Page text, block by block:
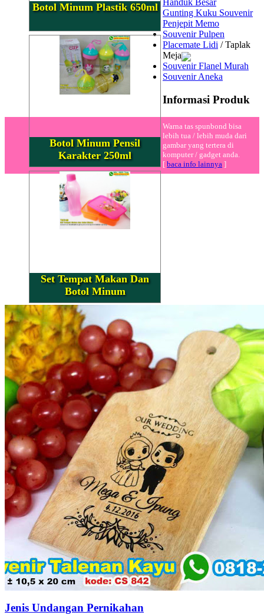
Botol Minum Plastik 650ml
Botol Minum Pensil
Karakter 250ml
Set Tempat Makan Dan
Botol Minum
Handuk Besar
Gunting Kuku Souvenir
Penjepit Memo
Souvenir Pulpen
Placemate Lidi / Taplak
Meja
Souvenir Flanel Murah
Souvenir Aneka
Informasi Produk
Warna tas spunbond bisa
lebih tua / lebih muda dari
gambar yang tertera di
komputer / gadget anda.
[ baca info lainnya ]
Jenis Undangan Pernikahan